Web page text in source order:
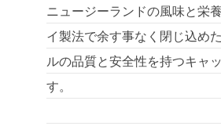
ニュージーランドの風味と栄
イ製法で余す事なく閉じ込め
ルの品質と安全性を持つキャ
す。